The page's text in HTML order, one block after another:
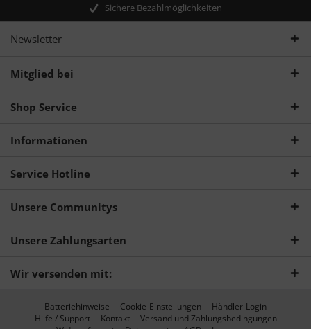
Sichere Bezahlmöglichkeiten
Newsletter
Mitglied bei
Shop Service
Informationen
Service Hotline
Unsere Communitys
Unsere Zahlungsarten
Wir versenden mit:
Batteriehinweise Cookie-Einstellungen
Händler-Login
Hilfe / Support
Kontakt
Versand und Zahlungsbedingungen